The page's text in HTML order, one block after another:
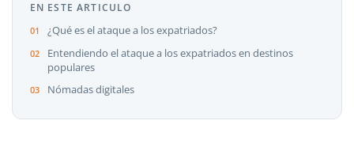
EN ESTE ARTICULO
¿Qué es el ataque a los expatriados?
Entendiendo el ataque a los expatriados en destinos
populares
Nómadas digitales